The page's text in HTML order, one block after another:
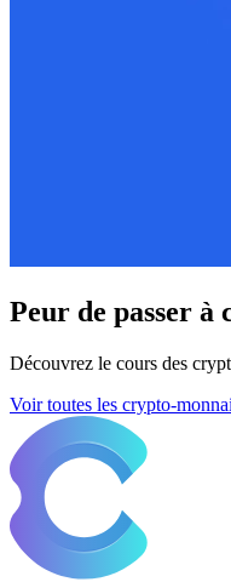
Peur de passer à
Découvrez le cours des
Voir toutes les crypto-